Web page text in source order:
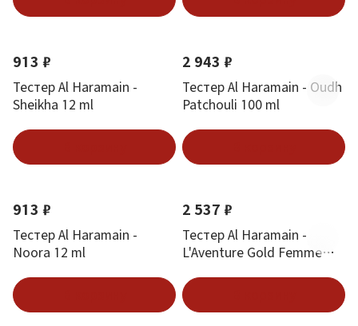
913 ₽
Тестер Al Haramain -
Sheikha 12 ml
2 943 ₽
Тестер Al Haramain - Oudh
Patchouli 100 ml
913 ₽
Тестер Al Haramain -
Noora 12 ml
2 537 ₽
Тестер Al Haramain -
L'Aventure Gold Femme